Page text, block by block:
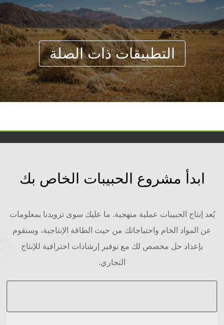
التطبيقات ذات الصلة
ابدأ مشروع الحبيبات الخاص بك
يُعد إنتاج الحبيبات عملية منهجية. ما عليك سوى تزويدنا بمعلومات
عن المواد الخام واحتياجاتك من حيث الطاقة الإنتاجية، وسنقوم
بإعداد حل مخصص لك مع توفير إرشادات احترافية للإنتاج
التجاري.